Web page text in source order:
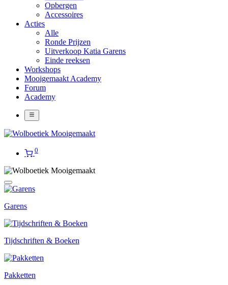
Opbergen
Accessoires
Acties
Alle
Ronde Prijzen
Uitverkoop Katia Garens
Einde reeksen
Workshops
Mooigemaakt Academy
Forum
Academy
0
Garens
Tijdschriften & Boeken
Pakketten